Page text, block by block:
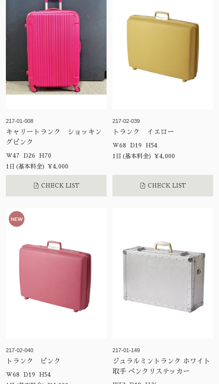
217-01-008
キャリートランク ショッキン
グピンク
W47 D26 H70
1日(基本料金) ¥4,000
CHECK LIST
217-02-039
トランク イエロー
W68 D19 H54
1日(基本料金) ¥4,000
CHECK LIST
NEW
217-02-040
トランク ピンク
W68 D19 H54
217-01-149
ジュラルミントランク ホワイト
取手 ペンクリステッカー